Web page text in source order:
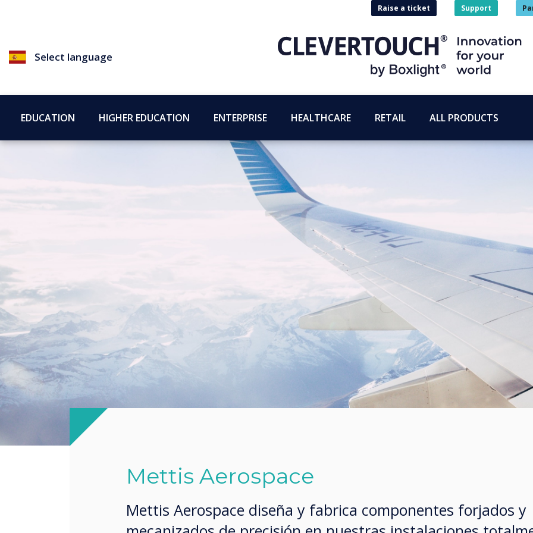
Select language
Raise a ticket Support
EDUCATION HIGHER EDUCATION ENTERPRISE HEALTHCARE RETAIL ALL PRODUCTS
Mettis Aerospace
Mettis Aerospace diseña y fabrica componentes forjados y